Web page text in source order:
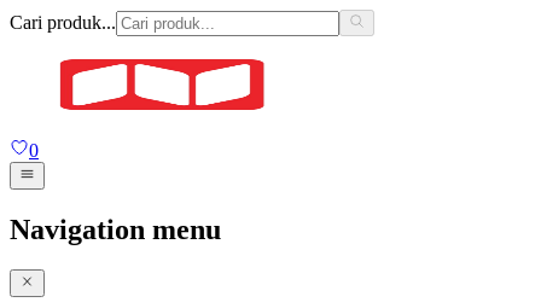
Cari produk...
0
Navigation menu